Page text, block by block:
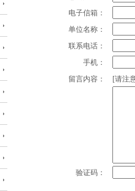
电子信箱：
单位名称：
联系电话：
手机：
留言内容：
[请注
验证码：